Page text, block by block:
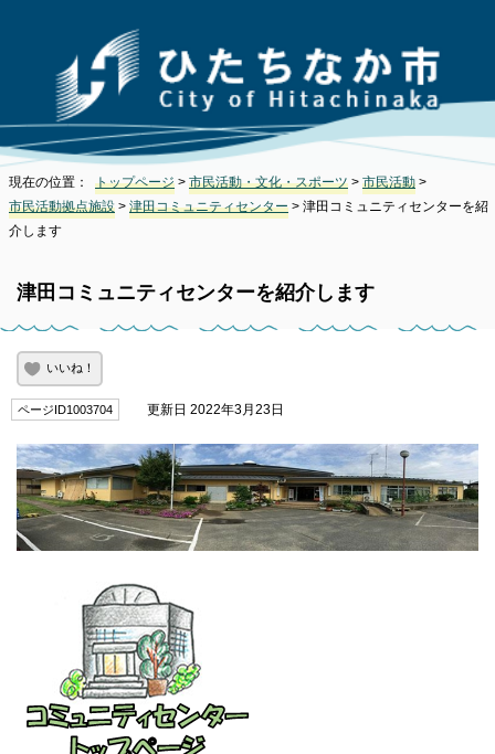
現在の位置： トップページ > 市民活動・文化・スポーツ > 市民活動 >
市民活動拠点施設 > 津田コミュニティセンター > 津田コミュニティセンターを紹
介します
津田コミュニティセンターを紹介します
いいね！
ページID1003704 更新日 2022年3月23日